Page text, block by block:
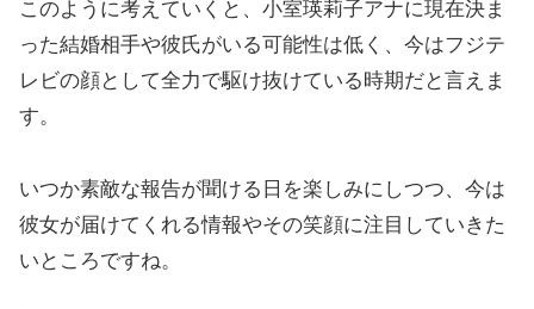
このように考えていくと、小室瑛莉子アナに現在決ま
った結婚相手や彼氏がいる可能性は低く、今はフジテ
レビの顔として全力で駆け抜けている時期だと言えま
す。
いつか素敵な報告が聞ける日を楽しみにしつつ、今は
彼女が届けてくれる情報やその笑顔に注目していきた
いところですね。